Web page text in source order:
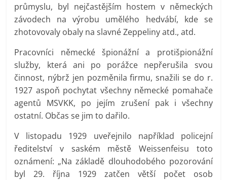
průmyslu, byl nejčastějším hostem v německých
závodech na výrobu umělého hedvábí, kde se
zhotovovaly obaly na slavné Zeppeliny atd., atd.
Pracovníci německé špionážní a protišpionážní
služby, která ani po porážce nepřerušila svou
činnost, nýbrž jen pozměnila firmu, snažili se do r.
1927 aspoň pochytat všechny německé pomahače
agentů MSVKK, po jejím zrušení pak i všechny
ostatní. Občas se jim to dařilo.
V listopadu 1929 uveřejnilo například policejní
ředitelství v saském městě Weissenfeisu toto
oznámení: „Na základě dlouhodobého pozorování
byl 29. října 1929 zatčen větší počet osob